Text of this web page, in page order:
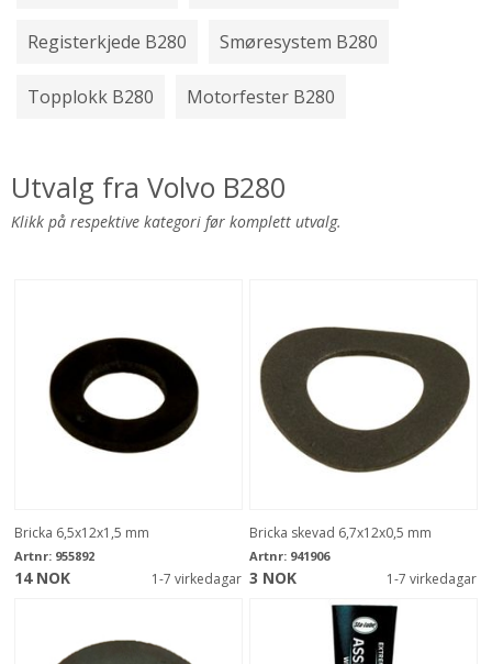
Registerkjede B280 Smøresystem B280
Topplokk B280 Motorfester B280
Utvalg fra Volvo B280
Klikk på respektive kategori før komplett utvalg.
Bricka 6,5x12x1,5 mm
Artnr: 955892
14 NOK 1-7 virkedagar
Bricka skevad 6,7x12x0,5 mm
Artnr: 941906
3 NOK 1-7 virkedagar